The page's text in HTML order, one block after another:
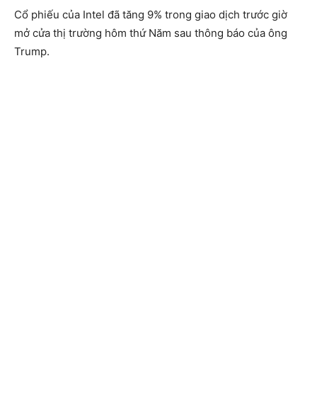
Cổ phiếu của Intel đã tăng 9% trong giao dịch trước giờ
mở cửa thị trường hôm thứ Năm sau thông báo của ông
Trump.